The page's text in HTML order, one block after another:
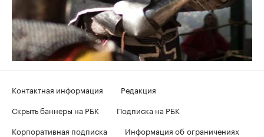
Контактная информация
Редакция
Скрыть баннеры на РБК
Подписка на РБК
Корпоративная подписка
Информация об ограничениях